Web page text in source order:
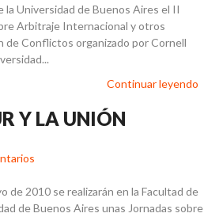
la Universidad de Buenos Aires el II
Arbitraje Internacional y otros
de Conflictos organizado por Cornell
Continuar leyendo
Y LA UNIÓN
de 2010 se realizarán en la Facultad de
de Buenos Aires unas Jornadas sobre